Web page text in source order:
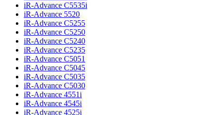
iR-Advance C5535i
iR-Advance 5520
iR-Advance C5255
iR-Advance C5250
iR-Advance C5240
iR-Advance C5235
iR-Advance C5051
iR-Advance C5045
iR-Advance C5035
iR-Advance C5030
iR-Advance 4551i
iR-Advance 4545i
iR-Advance 4525i